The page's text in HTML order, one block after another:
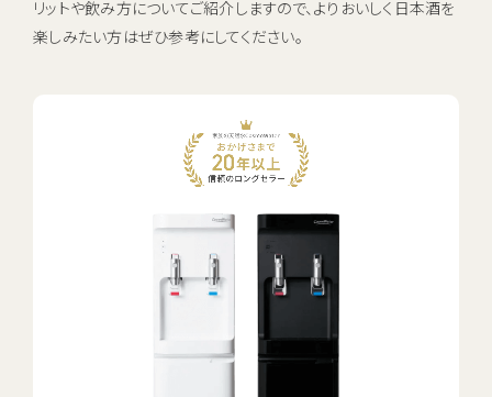
受付時間：9:00~18:00（土日祝日も受付）
リットや飲み方についてご紹介しますので、よりおいしく日本酒を
楽しみたい方はぜひ参考にしてください。